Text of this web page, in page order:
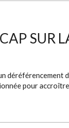
SUR
déréférencement
pour